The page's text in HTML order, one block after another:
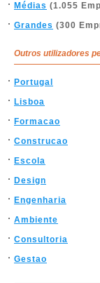
Médias (1.055
Grandes (300
Outros utilizadores
Portugal
Lisboa
Formacao
Construcao
Escola
Design
Engenharia
Ambiente
Consultoria
Gestao